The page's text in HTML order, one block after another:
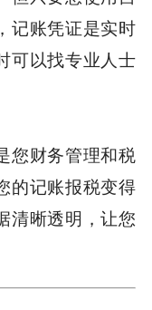
记账凭证是实时
可以找专业人士
您财务管理和税
的记账报税变得
清晰透明，让您